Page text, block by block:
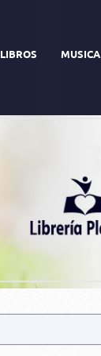
LIBROS MUSICA